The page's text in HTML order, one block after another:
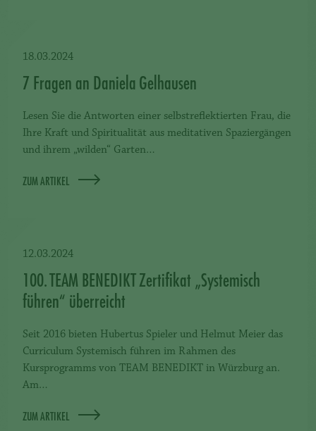
7 Fragen an Daniela Gelhausen
Lesen Sie die Antworten einer selbstreflektierten Frau, die
Ihre Kraft und Spiritualität aus meditativen Spaziergängen
und ihrem „wilden“ Garten…
ZUM ARTIKEL
18.03.2024
100. TEAM BENEDIKT Zertifikat „Systemisch
führen“ überreicht
Seit 2016 bieten Hubertus Spieler und Helmut Meier das
Curriculum Systemisch führen im Rahmen des
Kursprogramms von TEAM BENEDIKT in Würzburg an.
Am…
ZUM ARTIKEL
12.03.2024